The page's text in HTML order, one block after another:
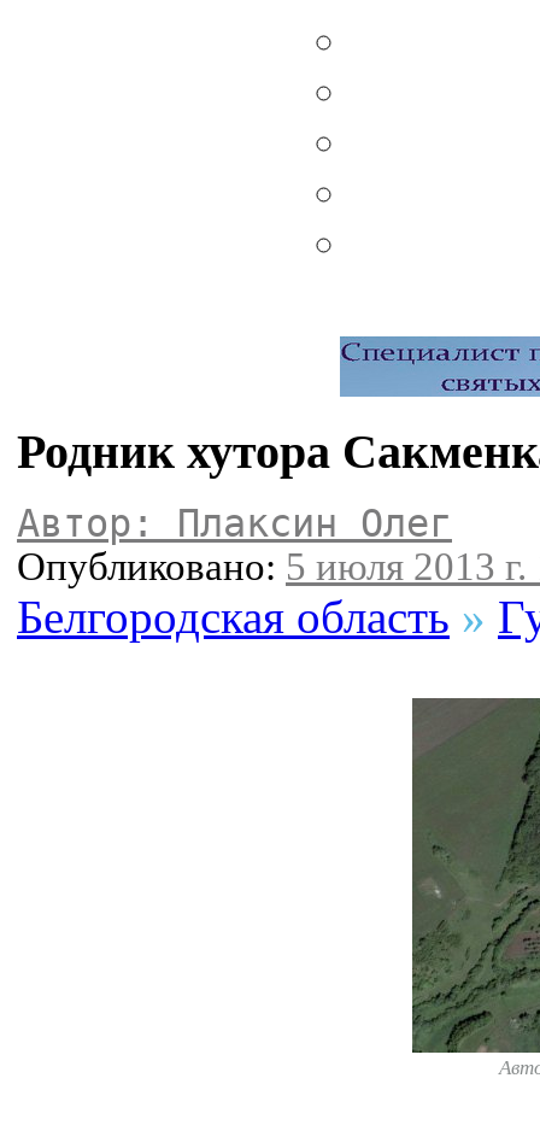
Родник хутора
Автор: Плаксин Олег
Опубликовано: 5 июля 2013 г.
Белгородская область »